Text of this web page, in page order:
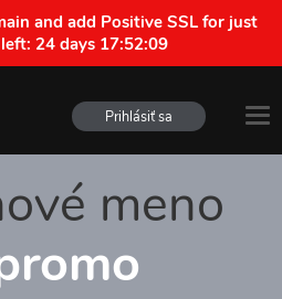
and add Positive SSL for just
24 days 17:52:09
Prihlásiť sa
meno